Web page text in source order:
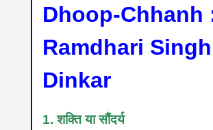
Dhoop-Chhanh
Ramdhari Singh
Dinkar
1. शक्ति या सौंदर्य